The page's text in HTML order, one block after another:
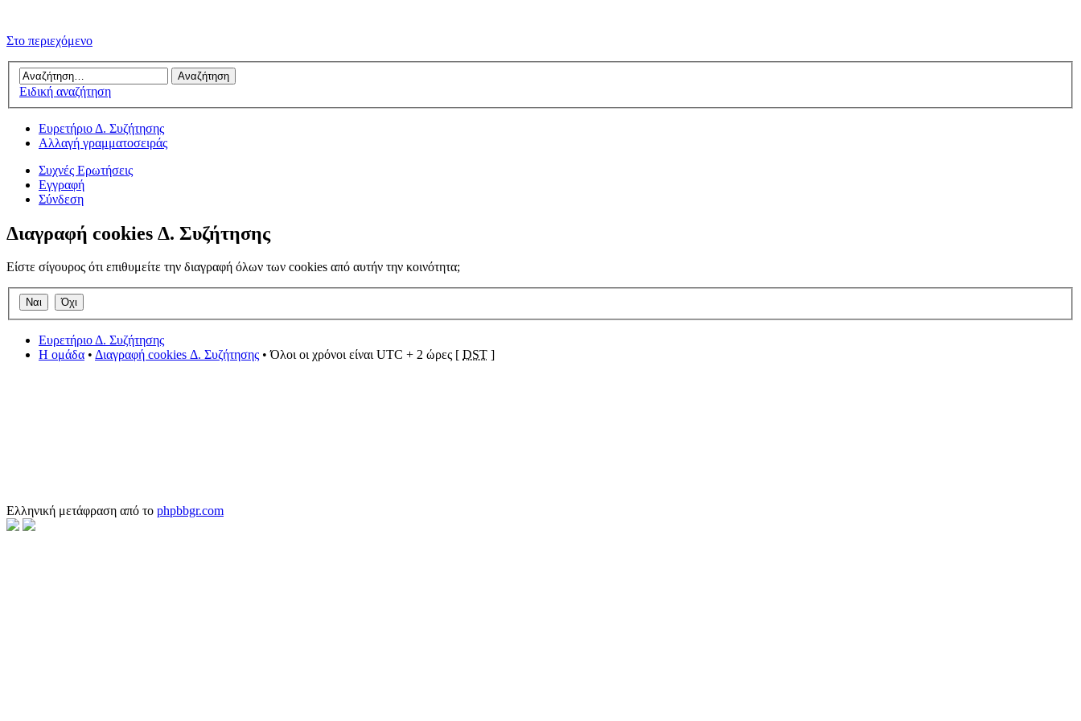
Στο περιεχόμενο
Ειδική αναζήτηση
Ευρετήριο Δ. Συζήτησης
Αλλαγή γραμματοσειράς
Συχνές Ερωτήσεις
Εγγραφή
Σύνδεση
Διαγραφή cookies Δ. Συζήτησης
Είστε σίγουρος ότι επιθυμείτε την διαγραφή όλων των cookies από αυτήν την κοινότητα;
Ευρετήριο Δ. Συζήτησης
Η ομάδα • Διαγραφή cookies Δ. Συζήτησης • Όλοι οι χρόνοι είναι UTC + 2 ώρες [ DST ]
Ελληνική μετάφραση από το phpbbgr.com